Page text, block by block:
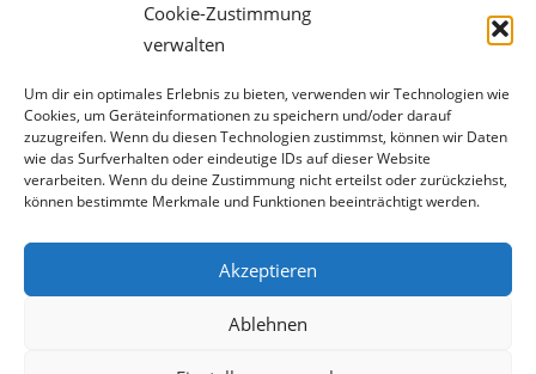
Cookie-Zustimmung
verwalten
Um dir ein optimales Erlebnis zu bieten, verwenden wir Technologien wie
Cookies, um Geräteinformationen zu speichern und/oder darauf
zuzugreifen. Wenn du diesen Technologien zustimmst, können wir Daten
wie das Surfverhalten oder eindeutige IDs auf dieser Website
verarbeiten. Wenn du deine Zustimmung nicht erteilst oder zurückziehst,
können bestimmte Merkmale und Funktionen beeinträchtigt werden.
Akzeptieren
Ablehnen